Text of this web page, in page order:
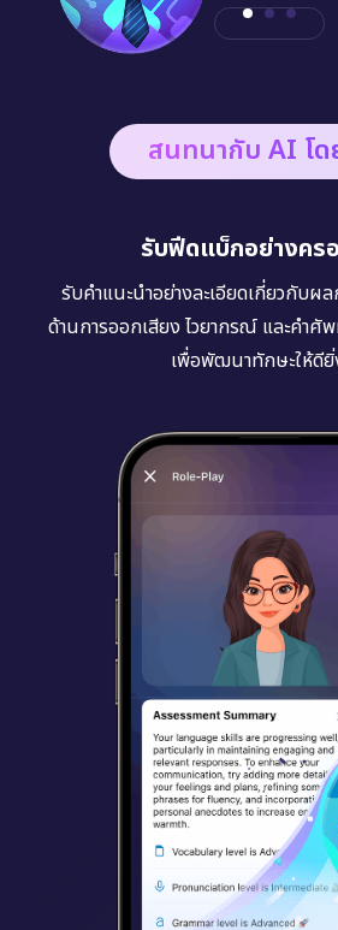
สนทนากับ AI โด
รับฟีดแบ็กอย่างคร
รับคำแนะนำอย่างละเอียดเกี่ยวกับ
ด้านการออกเสียง ไวยากรณ์ และคำศั
เพื่อพัฒนาทักษะให้ดี